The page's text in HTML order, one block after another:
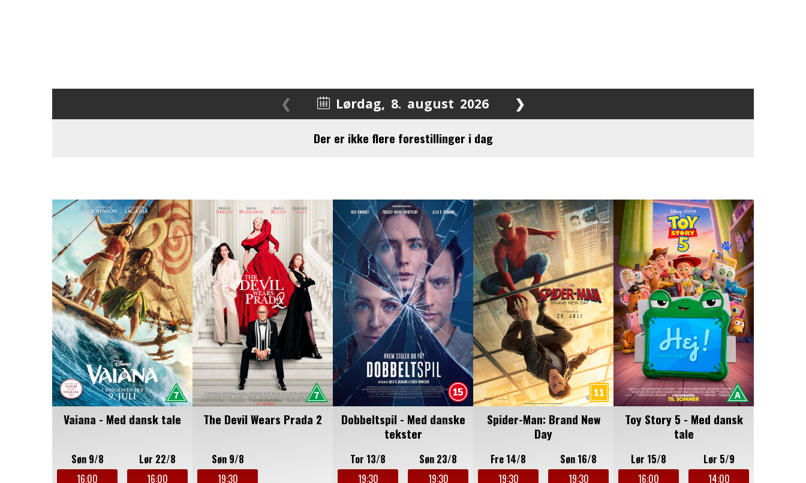
❮ Lørdag, 8. august 2026 ❯
August 2026
3
4 5 6 7 8
9
10
11 12 13 14 15
16
17
18 19 20 21 22
23
24
25 26 27 28 29
30
2 3 4 5 6
Der er ikke flere forestillinger i dag
Vaiana - Med dansk tale
Søn 9/8
16:00
Lør 22/8
16:00
The Devil Wears Prada 2
Søn 9/8
19:30
Dobbeltspil - Med danske
tekster
Tor 13/8
19:30
Søn 23/8
19:30
Spider-Man: Brand New
Day
Fre 14/8
19:30
Søn 16/8
19:30
Toy Story 5 - Med dansk
tale
Lør 15/8
16:00
Lør 5/9
14:00